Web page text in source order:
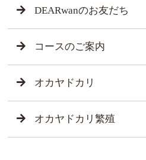
DEARwanのお友だち
コースのご案内
オカヤドカリ
オカヤドカリ繁殖